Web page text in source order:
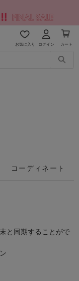
お気に入り ログイン カート
コーディネート
と同期することがで